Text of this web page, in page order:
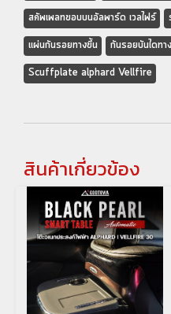
สคัพเพลทขอบบนอัลพาร์ด เวลไฟร์
แผ่นกันรอยทางขึ้น
กันรอยบันไดทา
Scuffplate alphard Vellfire
สินค้าเกี่ยวข้อง